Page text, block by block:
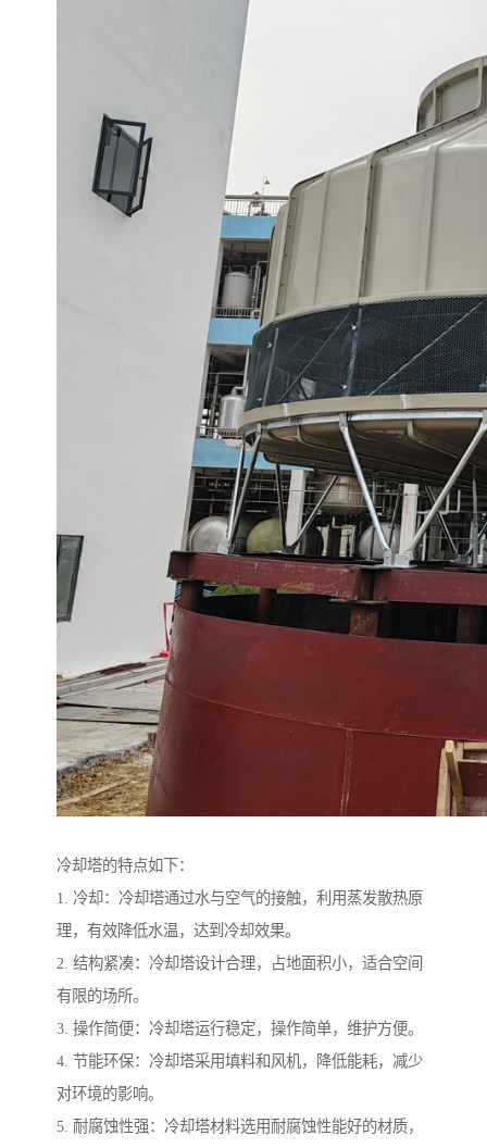
冷却塔的特点如下：
1. 冷却：冷却塔通过水与空气的接触，利用蒸发散热原
理，有效降低水温，达到冷却效果。
2. 结构紧凑：冷却塔设计合理，占地面积小，适合空间
有限的场所。
3. 操作简便：冷却塔运行稳定，操作简单，维护方便。
4. 节能环保：冷却塔采用填料和风机，降低能耗，减少
对环境的影响。
5. 耐腐蚀性强：冷却塔材料选用耐腐蚀性能好的材质，